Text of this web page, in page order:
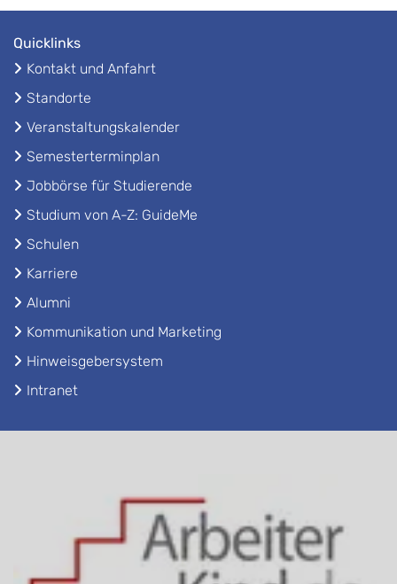
Quicklinks
Kontakt und Anfahrt
Standorte
Veranstaltungskalender
Semesterterminplan
Jobbörse für Studierende
Studium von A-Z: GuideMe
Schulen
Karriere
Alumni
Kommunikation und Marketing
Hinweisgebersystem
Intranet